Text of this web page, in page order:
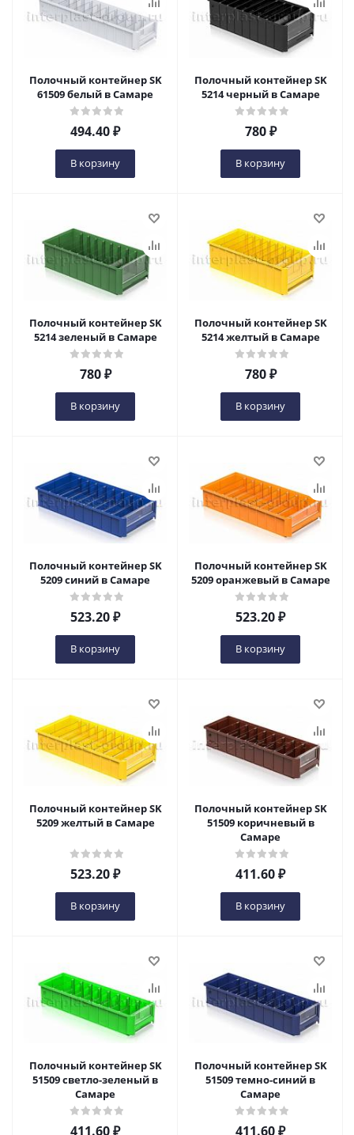
Полочный контейнер SK
61509 белый в Самаре
494.40₽
В корзину
Полочный контейнер SK
5214 черный в Самаре
780₽
В корзину
Полочный контейнер SK
5214 зеленый в Самаре
780₽
В корзину
Полочный контейнер SK
5214 желтый в Самаре
780₽
В корзину
Полочный контейнер SK
5209 синий в Самаре
523.20₽
В корзину
Полочный контейнер SK
5209 оранжевый в Самаре
523.20₽
В корзину
Полочный контейнер SK
5209 желтый в Самаре
523.20₽
В корзину
Полочный контейнер SK
51509 коричневый в
Самаре
411.60₽
В корзину
Полочный контейнер SK
51509 светло-зеленый в
Самаре
411.60₽
Полочный контейнер SK
51509 темно-синий в
Самаре
411.60₽